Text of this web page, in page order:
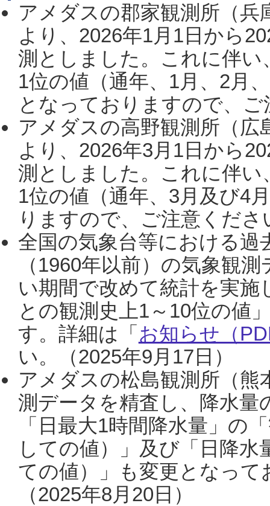
アメダスの郡家観測所（
より、2026年1月1日から
測としました。これに伴い
1位の値（通年、1月、2月
となっておりますので、
アメダスの高野観測所（
より、2026年3月1日から
測としました。これに伴い
1位の値（通年、3月及び4
りますので、ご注意くだ
全国の気象台等における過
（1960年以前）の気象観
い期間で改めて統計を実
との観測史上1～10位の値
す。詳細は「 お知らせ（
い。（2025年9月17日）
アメダスの松島観測所（熊
測データを精査し、降水
「日最大1時間降水量」の
しての値）」及び「日降
ての値）」も変更となっ
（2025年8月20日）